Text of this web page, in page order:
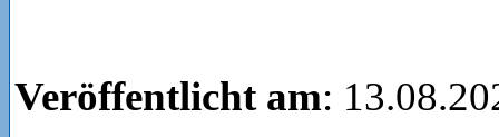
Veröffentlicht am: